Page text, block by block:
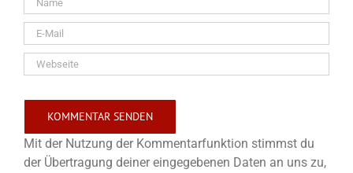
Mit der Nutzung der Kommentarfunktion stimmst du
der Übertragung deiner eingegebenen Daten an uns zu,